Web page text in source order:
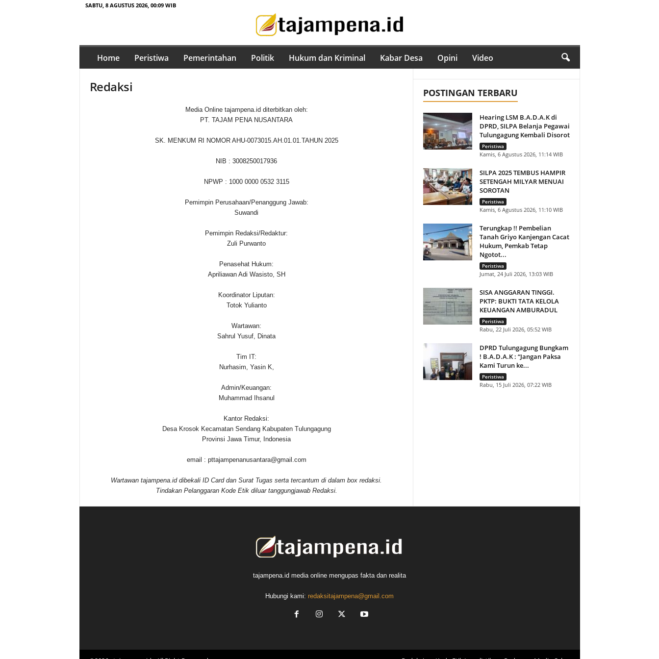
SABTU, 8 AGUSTUS 2026, 00:09 WIB
t
Home Peristiwa Pemerintahan Politik Hukum dan Kriminal Kabar Desa Opini Video
Redaksi
Media Online tajampena.id diterbitkan oleh:
PT. TAJAM PENA NUSANTARA
SK. MENKUM RI NOMOR AHU-0073015.AH.01.01.TAHUN 2025
NIB : 3008250017936
NPWP : 1000 0000 0532 3115
Pemimpin Perusahaan/Penanggung Jawab:
Suwandi
Pemimpin Redaksi/Redaktur:
Zuli Purwanto
Penasehat Hukum:
Apriliawan Adi Wasisto, SH
Koordinator Liputan:
Totok Yulianto
Wartawan:
Sahrul Yusuf, Dinata
Tim IT:
Nurhasim, Yasin K,
Admin/Keuangan:
Muhammad Ihsanul
Kantor Redaksi:
Desa Krosok Kecamatan Sendang Kabupaten Tulungagung
Provinsi Jawa Timur, Indonesia
email : pttajampenanusantara@gmail.com
Wartawan tajampena.id dibekali ID Card dan Surat Tugas serta tercantum di dalam box redaksi.
Tindakan Pelanggaran Kode Etik diluar tanggungjawab Redaksi.
POSTINGAN TERBARU
Hearing LSM B.A.D.A.K di
DPRD, SILPA Belanja Pegawai
Tulungagung Kembali Disorot
Peristiwa
Kamis, 6 Agustus 2026, 11:14 WIB
SILPA 2025 TEMBUS HAMPIR
SETENGAH MILYAR MENUAI
SOROTAN
Peristiwa
Kamis, 6 Agustus 2026, 11:10 WIB
Terungkap !! Pembelian
Tanah Griyo Kanjengan Cacat
Hukum, Pemkab Tetap
Ngotot...
Peristiwa
Jumat, 24 Juli 2026, 13:03 WIB
SISA ANGGARAN TINGGI.
PKTP: BUKTI TATA KELOLA
KEUANGAN AMBURADUL
Peristiwa
Rabu, 22 Juli 2026, 05:52 WIB
DPRD Tulungagung Bungkam
! B.A.D.A.K : “Jangan Paksa
Kami Turun ke...
Peristiwa
Rabu, 15 Juli 2026, 07:22 WIB
tajampena.id media online mengupas fakta dan realita
Hubungi kami: redaksitajampena@gmail.com